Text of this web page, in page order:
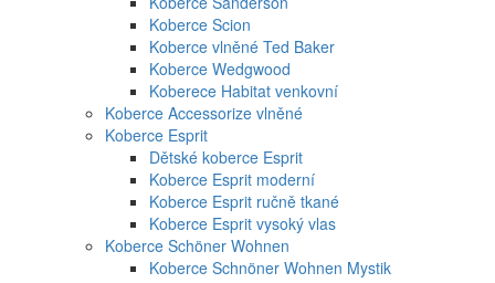
Koberce Scion
Koberce vlněné Ted Baker
Koberce Wedgwood
Koberece Habitat venkovní
Koberce Accessorize vlněné
Koberce Esprit
Dětské koberce Esprit
Koberce Esprit moderní
Koberce Esprit ručně tkané
Koberce Esprit vysoký vlas
Koberce Schöner Wohnen
Koberce Schnöner Wohnen Mystik